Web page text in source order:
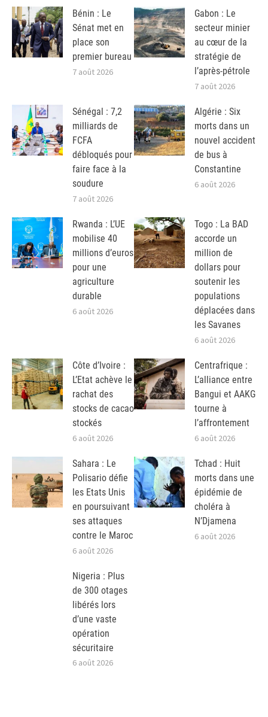
Bénin : Le
Sénat met en
place son
premier bureau
7 août 2026
Gabon : Le
secteur minier
au cœur de la
stratégie de
l’après-pétrole
7 août 2026
Sénégal : 7,2
milliards de
FCFA
débloqués pour
faire face à la
soudure
7 août 2026
Algérie : Six
morts dans un
nouvel accident
de bus à
Constantine
6 août 2026
Rwanda : L’UE
mobilise 40
millions d’euros
pour une
agriculture
durable
6 août 2026
Togo : La BAD
accorde un
million de
dollars pour
soutenir les
populations
déplacées dans
les Savanes
6 août 2026
Côte d’Ivoire :
L’Etat achève le
rachat des
stocks de cacao
stockés
6 août 2026
Centrafrique :
L’alliance entre
Bangui et AAKG
tourne à
l’affrontement
6 août 2026
Sahara : Le
Polisario défie
les Etats Unis
en poursuivant
ses attaques
contre le Maroc
6 août 2026
Tchad : Huit
morts dans une
épidémie de
choléra à
N’Djamena
6 août 2026
Nigeria : Plus
de 300 otages
libérés lors
d’une vaste
opération
sécuritaire
6 août 2026